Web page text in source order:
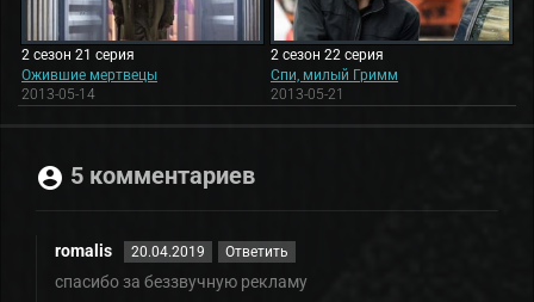
2 сезон 21 серия
Ожившие мертвецы
2013-05-14
2 сезон 22 серия
Спи, милый Гримм
2013-05-21
5 комментариев
romalis 20.04.2019 Ответить
спасибо за беззвучную рекламу